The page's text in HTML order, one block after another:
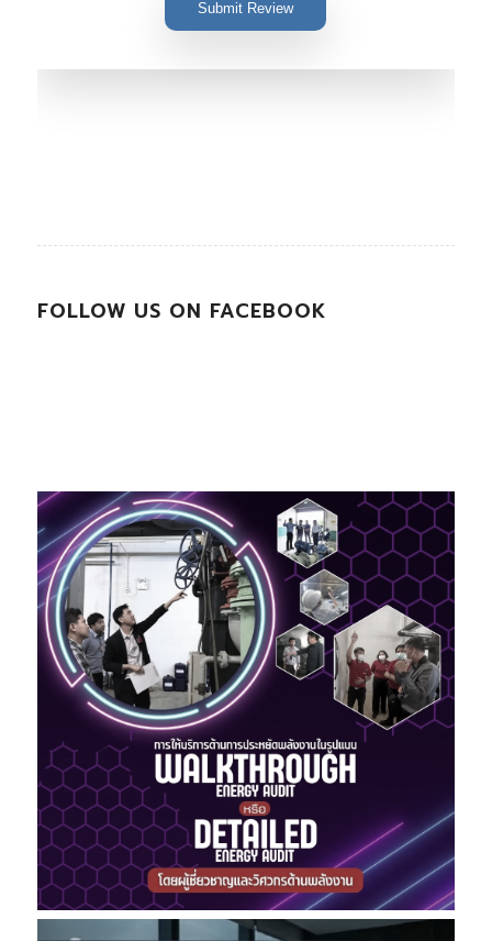
Submit Review
FOLLOW US ON FACEBOOK